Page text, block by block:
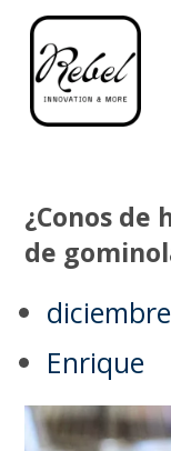
¿Conos
de
Enrique